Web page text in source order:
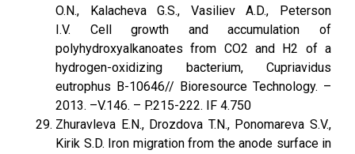
O.N., Kalacheva G.S., Vasiliev A.D., Peterson
I.V. Cell growth and accumulation of
polyhydroxyalkanoates from CO2 and H2 of a
hydrogen-oxidizing bacterium, Cupriavidus
eutrophus B-10646// Bioresource Technology. –
2013. –V.146. – P.215-222. IF 4.750
Zhuravleva E.N., Drozdova T.N., Ponomareva S.V.,
Kirik S.D. Iron migration from the anode surface in